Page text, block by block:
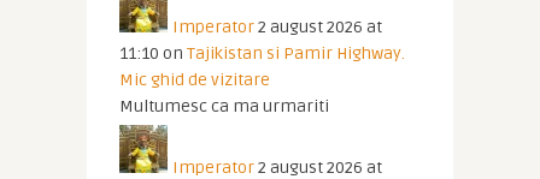
Imperator2 august 2026 at
11:10 on Tajikistan si Pamir Highway.
Mic ghid de vizitare
Multumesc ca ma urmariti
Imperator2 august 2026 at